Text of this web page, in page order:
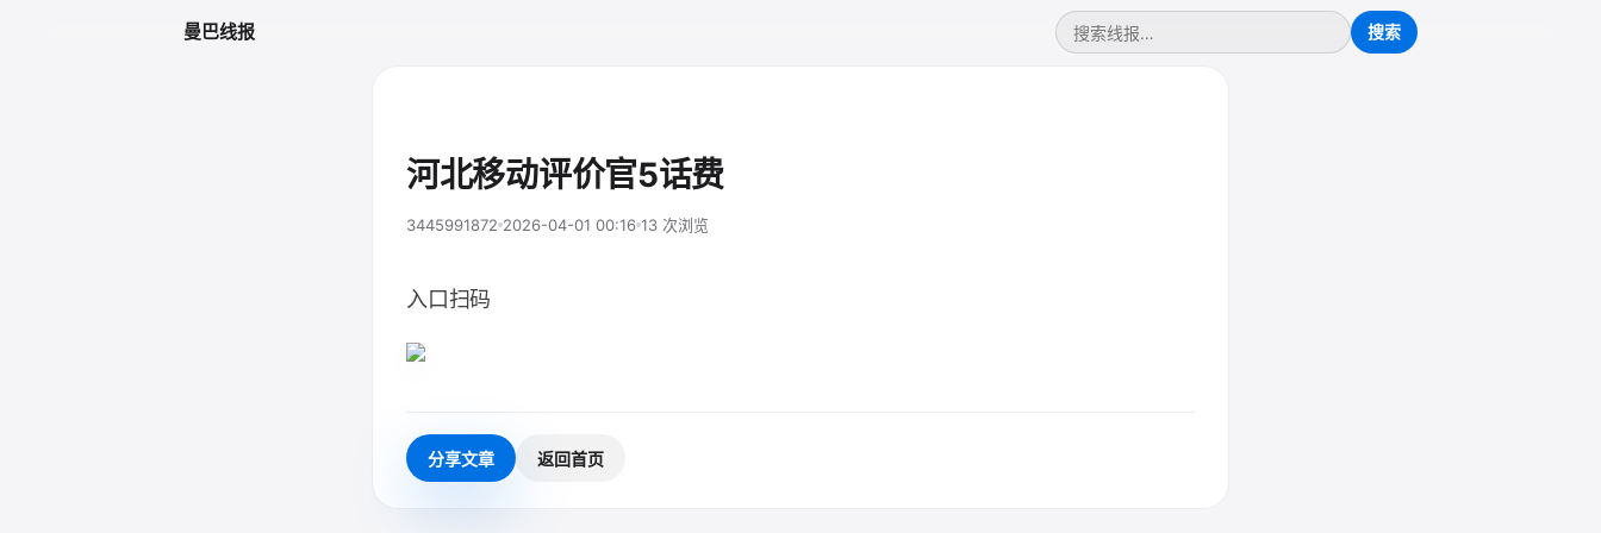
曼巴线报
河北移动评价官5话费
3445991872 2026-04-01 00:16 13 次浏览
入口扫码
分享文章 返回首页